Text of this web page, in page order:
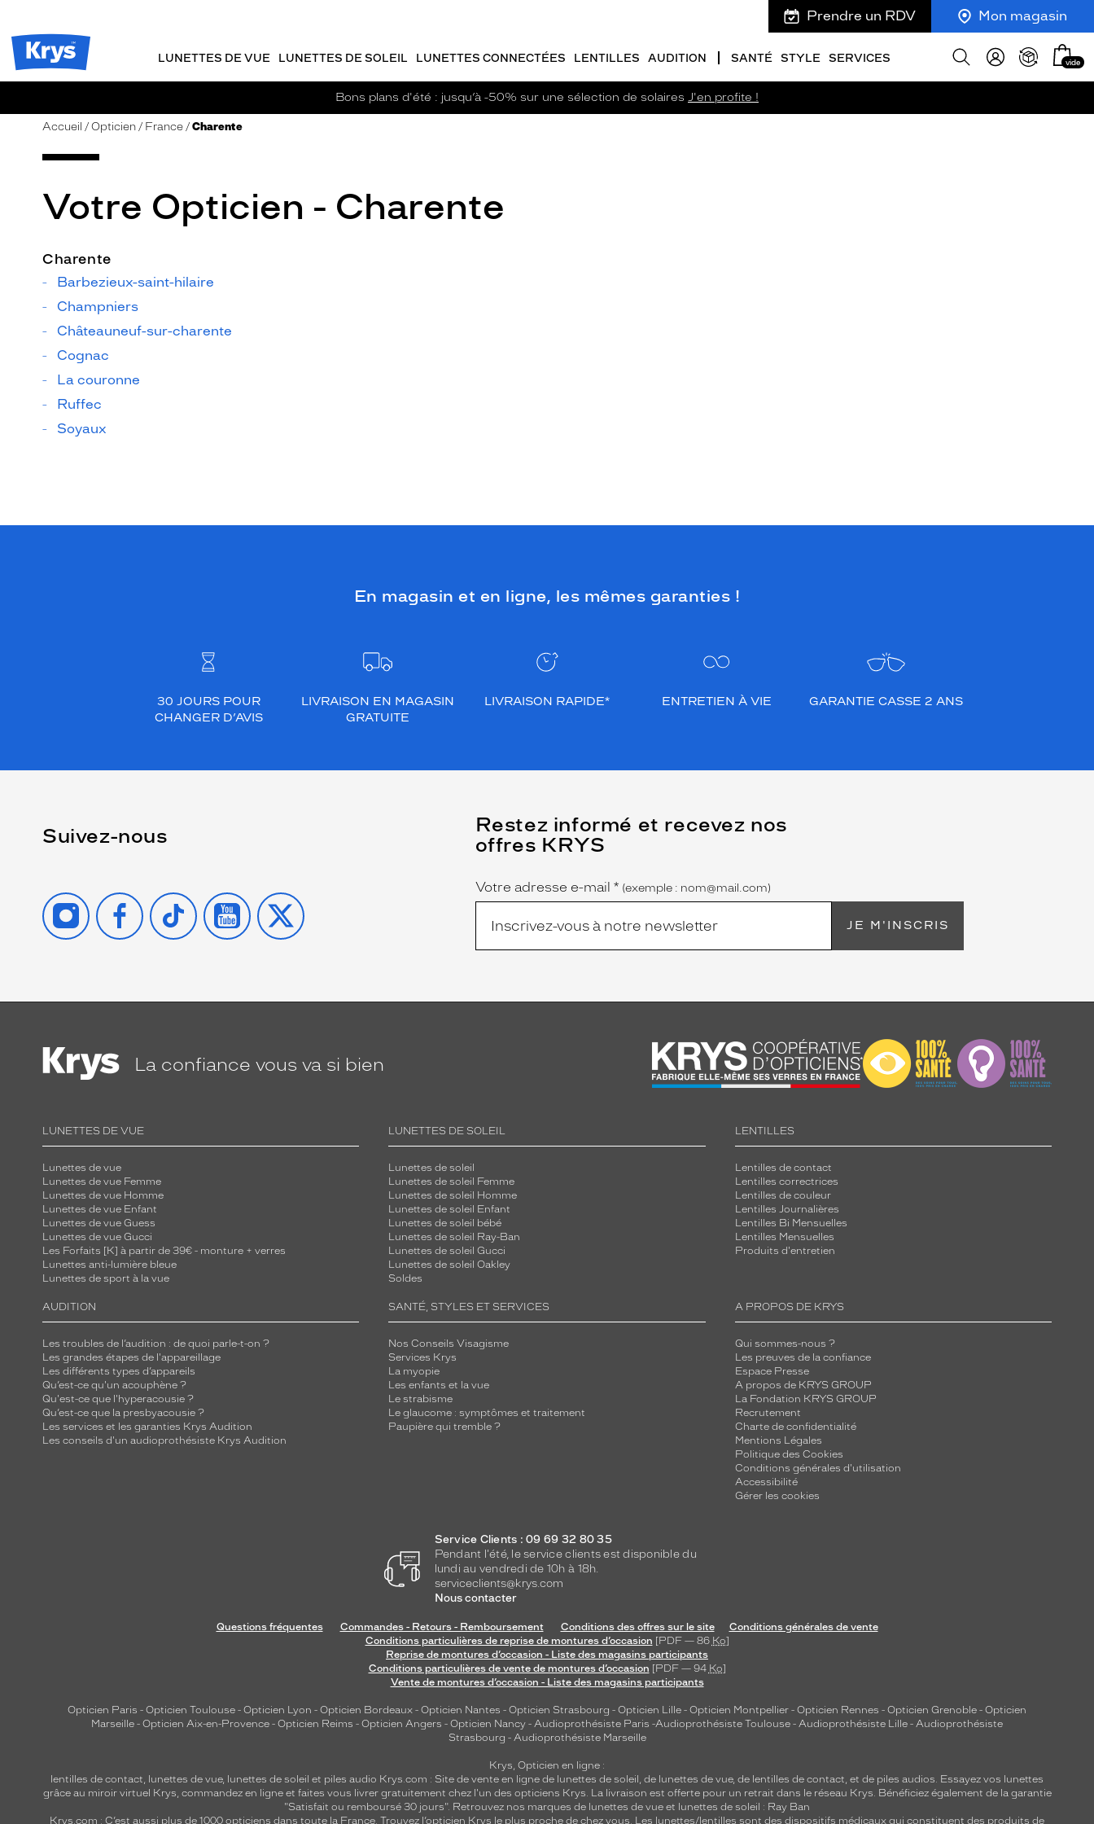
Opticien
Krys
Prendre un RDV Mon magasin
LUNETTES DE VUE LUNETTES DE SOLEIL LUNETTES CONNECTÉES LENTILLES AUDITION SANTÉ STYLE SERVICES
Afficher
Mon
panier
vide
Bons plans d'été : jusqu’à -50% sur une sélection de solaires J'en profite !
Accueil Opticien France Charente
Votre Opticien - Charente
Charente
Barbezieux-saint-hilaire
Champniers
Châteauneuf-sur-charente
Cognac
La couronne
Ruffec
Soyaux
En magasin et en ligne, les mêmes garanties !
30 JOURS POUR
CHANGER D’AVIS
LIVRAISON EN MAGASIN
GRATUITE
LIVRAISON RAPIDE* ENTRETIEN À VIE GARANTIE CASSE 2 ANS
Suivez-nous
INSTAGRAMFACEBOOK
TIKTOK YOUTUBE
X
Restez informé et recevez nos
offres KRYS
Name
Votre adresse e-mail *
(Ce
champ
est
obligatoire)
(exemple : nom@mail.com)
JE M'INSCRIS
La confiance vous va si bien
LUNETTES DE VUE
Lunettes de vue
Lunettes de vue Femme
Lunettes de vue Homme
Lunettes de vue Enfant
Lunettes de vue Guess
Lunettes de vue Gucci
Les Forfaits [K] à partir de 39€ - monture + verres
Lunettes anti-lumière bleue
Lunettes de sport à la vue
LUNETTES DE SOLEIL
Lunettes de soleil
Lunettes de soleil Femme
Lunettes de soleil Homme
Lunettes de soleil Enfant
Lunettes de soleil bébé
Lunettes de soleil Ray-Ban
Lunettes de soleil Gucci
Lunettes de soleil Oakley
Soldes
LENTILLES
Lentilles de contact
Lentilles correctrices
Lentilles de couleur
Lentilles Journalières
Lentilles Bi Mensuelles
Lentilles Mensuelles
Produits d'entretien
AUDITION
Les troubles de l’audition : de quoi parle-t-on ?
Les grandes étapes de l'appareillage
Les différents types d’appareils
Qu’est-ce qu'un acouphène ?
Qu'est-ce que l'hyperacousie ?
Qu’est-ce que la presbyacousie ?
Les services et les garanties Krys Audition
Les conseils d'un audioprothésiste Krys Audition
SANTÉ, STYLES ET SERVICES
Nos Conseils Visagisme
Services Krys
La myopie
Les enfants et la vue
Le strabisme
Le glaucome : symptômes et traitement
Paupière qui tremble ?
A PROPOS DE KRYS
Qui sommes-nous ?
Les preuves de la confiance
Espace Presse
A propos de KRYS GROUP
La Fondation KRYS GROUP
Recrutement
Charte de confidentialité
Mentions Légales
Politique des Cookies
Conditions générales d'utilisation
Accessibilité
Gérer les cookies
Service Clients : 09 69 32 80 35
Pendant l'été, le service clients est disponible du
lundi au vendredi de 10h à 18h.
serviceclients@krys.com
Nous contacter
Questions fréquentes Commandes - Retours - Remboursement Conditions des offres sur le site
Conditions générales de vente
Conditions particulières de reprise de montures d’occasion [PDF — 86 Ko]
Reprise de montures d’occasion - Liste des magasins participants
Conditions particulières de vente de montures d’occasion [PDF — 94 Ko]
Vente de montures d’occasion - Liste des magasins participants
Opticien Paris - Opticien Toulouse - Opticien Lyon - Opticien Bordeaux - Opticien Nantes - Opticien Strasbourg - Opticien Lille - Opticien Montpellier - Opticien Rennes - Opticien Grenoble - Opticien
Marseille - Opticien Aix-en-Provence - Opticien Reims - Opticien Angers - Opticien Nancy - Audioprothésiste Paris -Audioprothésiste Toulouse - Audioprothésiste Lille - Audioprothésiste
Strasbourg - Audioprothésiste Marseille
Krys, Opticien en ligne :
lentilles de contact, lunettes de vue, lunettes de soleil et piles audio Krys.com : Site de vente en ligne de lunettes de soleil, de lunettes de vue, de lentilles de contact, et de piles audios. Essayez vos lunettes
grâce au miroir virtuel Krys, commandez en ligne et faites vous livrer gratuitement chez l'un des opticiens Krys. La livraison est offerte pour un retrait dans le réseau Krys. Bénéficiez également de la garantie
"Satisfait ou remboursé 30 jours". Retrouvez nos marques de lunettes de vue et lunettes de soleil : Ray Ban
Krys.com : C’est aussi plus de 1000 opticiens dans toute la France. Trouvez l’opticien Krys le plus proche de chez vous. Les lunettes/lentilles sont des dispositifs médicaux qui constituent des produits de